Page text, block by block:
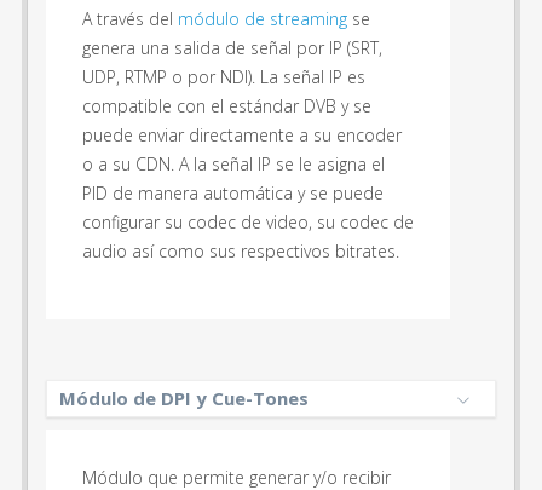
A través del módulo de streaming se
genera una salida de señal por IP (SRT,
UDP, RTMP o por NDI). La señal IP es
compatible con el estándar DVB y se
puede enviar directamente a su encoder
o a su CDN. A la señal IP se le asigna el
PID de manera automática y se puede
configurar su codec de video, su codec de
audio así como sus respectivos bitrates.
Módulo de DPI y Cue-Tones
Módulo que permite generar y/o recibir